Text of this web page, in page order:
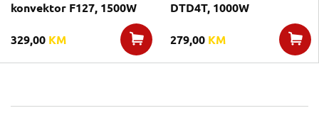
konvektor F127, 1500W
329,00 KM
DTD4T, 1000W
279,00 KM